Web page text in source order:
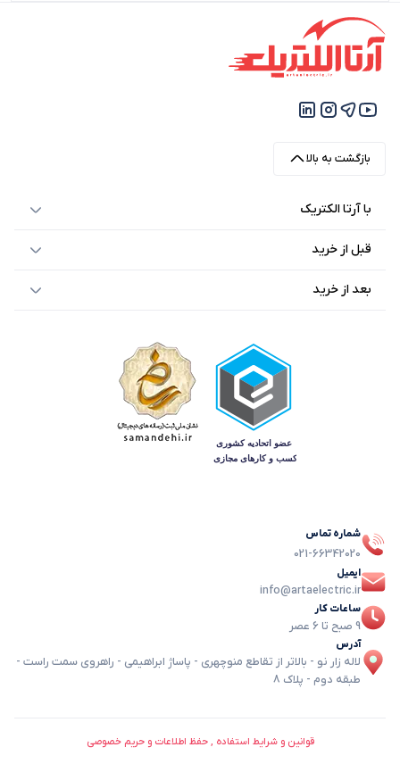
بازگشت به بالا
با آرتا الکتریک
قبل از خرید
بعد از خرید
شماره تماس
021-66342020
ایمیل
info@artaelectric.ir
ساعات کار
9 صبح تا 6 عصر
آدرس
لاله زار نو - بالاتر از تقاطع منوچهری - پاساژ ابراهیمی - راهروی سمت راست -
طبقه دوم - پلاک 8
قوانین و شرایط استفاده , حفظ اطلاعات و حریم خصوصی